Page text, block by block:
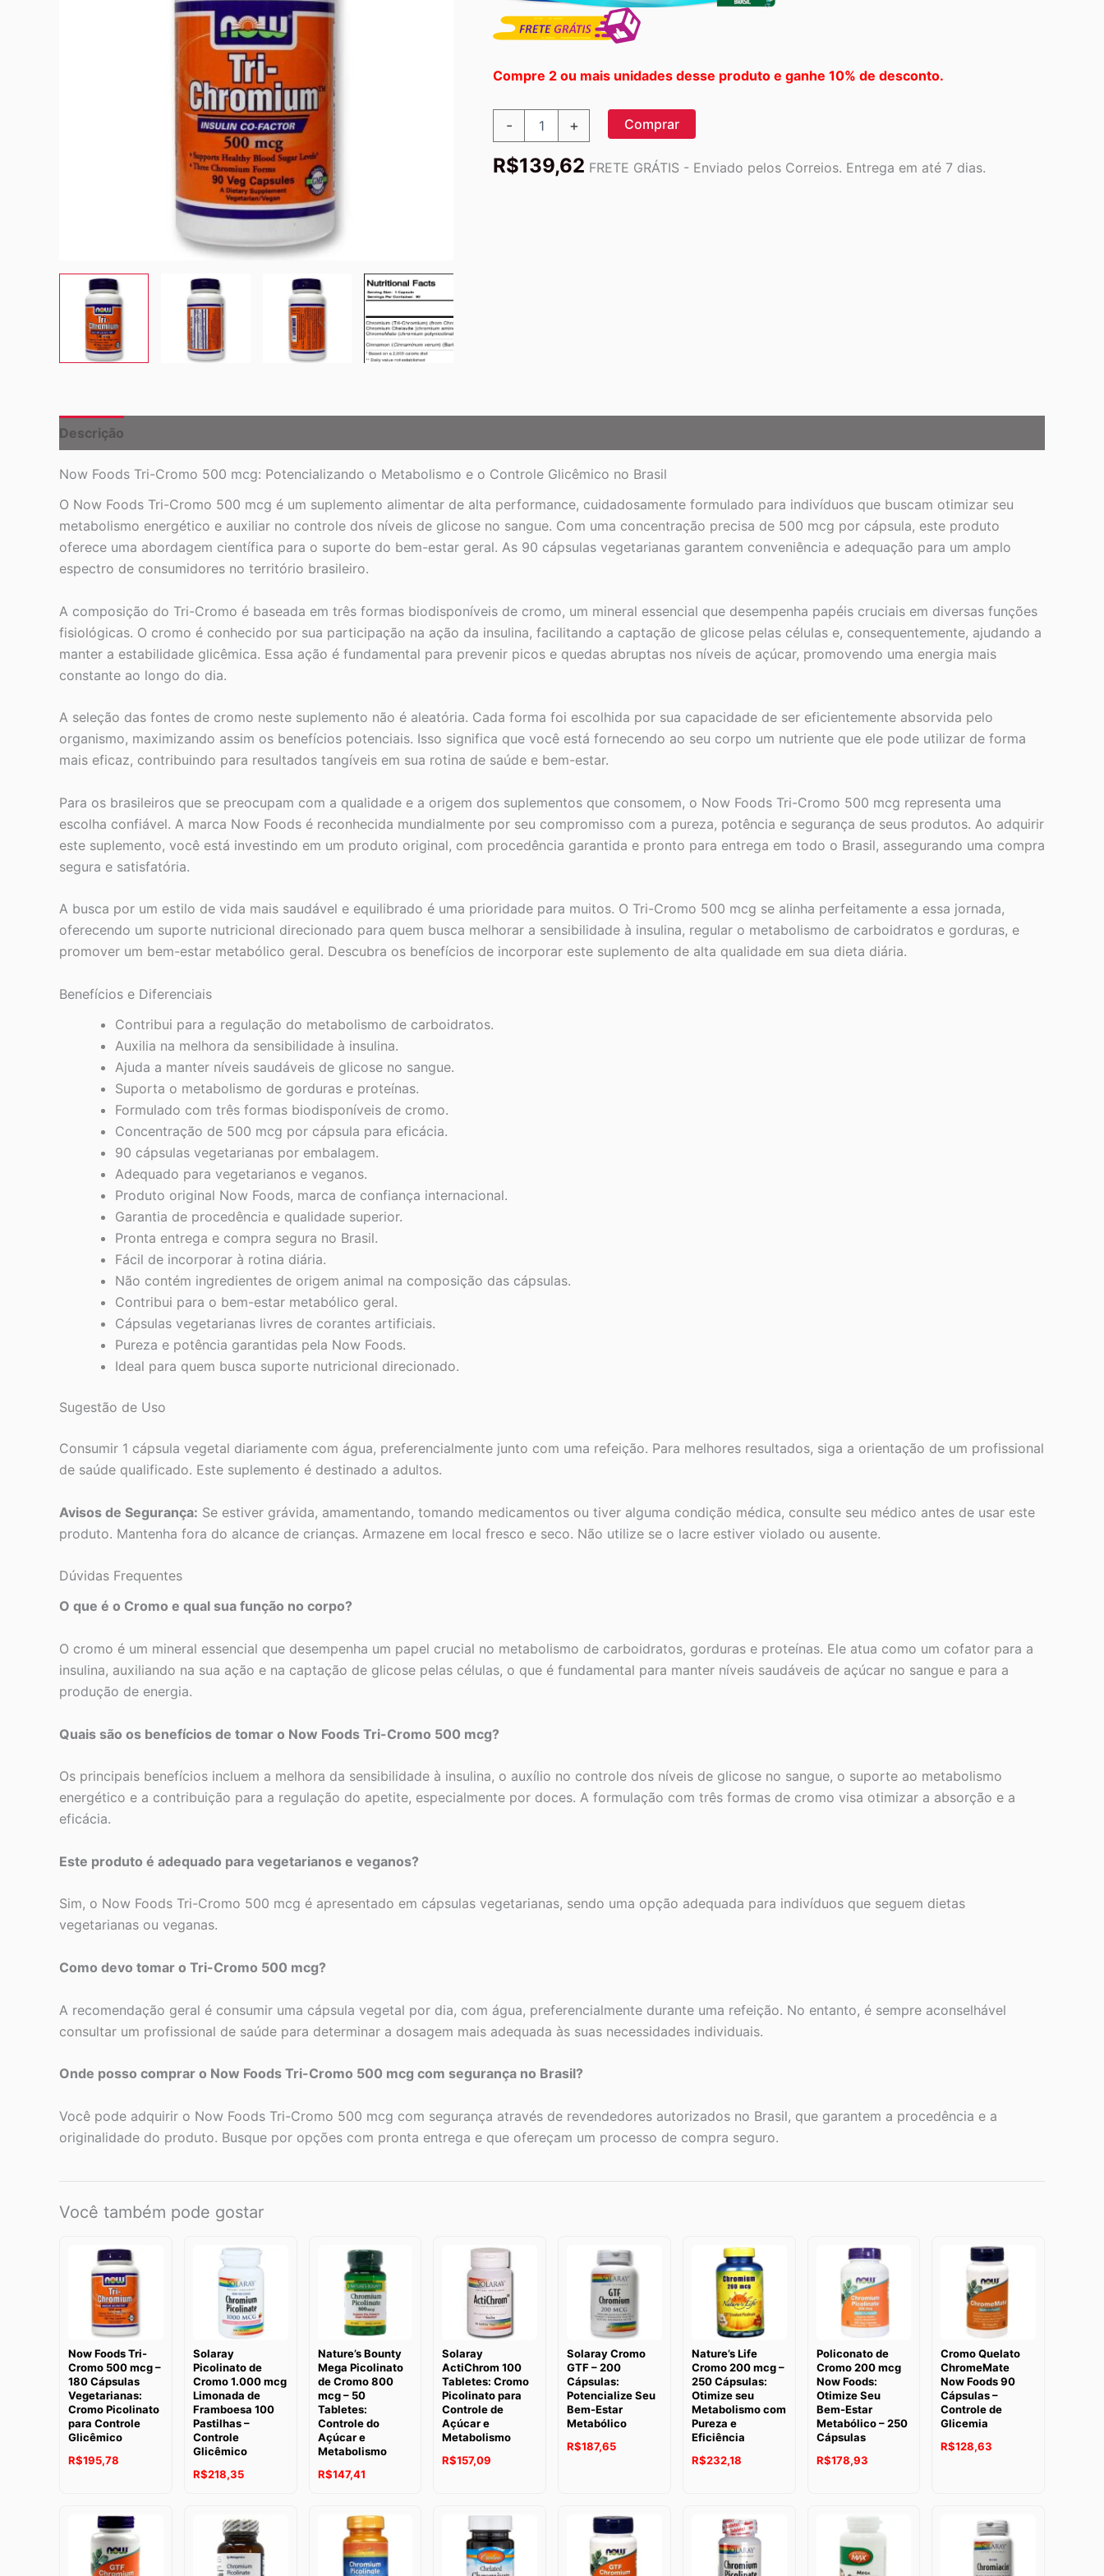
Compre 2 ou mais unidades desse produto e ganhe 10% de desconto.
-
Cromo
+ Comprar
R$139,62 FRETE GRÁTIS - Enviado pelos Correios. Entrega em até 7 dias.
Descrição
Now Foods Tri-Cromo 500 mcg: Potencializando o Metabolismo e o Controle Glicêmico no Brasil
O Now Foods Tri-Cromo 500 mcg é um suplemento alimentar de alta performance, cuidadosamente formulado para indivíduos que buscam otimizar seu
metabolismo energético e auxiliar no controle dos níveis de glicose no sangue. Com uma concentração precisa de 500 mcg por cápsula, este produto
oferece uma abordagem científica para o suporte do bem-estar geral. As 90 cápsulas vegetarianas garantem conveniência e adequação para um amplo
espectro de consumidores no território brasileiro.
A composição do Tri-Cromo é baseada em três formas biodisponíveis de cromo, um mineral essencial que desempenha papéis cruciais em diversas funções
fisiológicas. O cromo é conhecido por sua participação na ação da insulina, facilitando a captação de glicose pelas células e, consequentemente, ajudando a
manter a estabilidade glicêmica. Essa ação é fundamental para prevenir picos e quedas abruptas nos níveis de açúcar, promovendo uma energia mais
constante ao longo do dia.
A seleção das fontes de cromo neste suplemento não é aleatória. Cada forma foi escolhida por sua capacidade de ser eficientemente absorvida pelo
organismo, maximizando assim os benefícios potenciais. Isso significa que você está fornecendo ao seu corpo um nutriente que ele pode utilizar de forma
mais eficaz, contribuindo para resultados tangíveis em sua rotina de saúde e bem-estar.
Para os brasileiros que se preocupam com a qualidade e a origem dos suplementos que consomem, o Now Foods Tri-Cromo 500 mcg representa uma
escolha confiável. A marca Now Foods é reconhecida mundialmente por seu compromisso com a pureza, potência e segurança de seus produtos. Ao adquirir
este suplemento, você está investindo em um produto original, com procedência garantida e pronto para entrega em todo o Brasil, assegurando uma compra
segura e satisfatória.
A busca por um estilo de vida mais saudável e equilibrado é uma prioridade para muitos. O Tri-Cromo 500 mcg se alinha perfeitamente a essa jornada,
oferecendo um suporte nutricional direcionado para quem busca melhorar a sensibilidade à insulina, regular o metabolismo de carboidratos e gorduras, e
promover um bem-estar metabólico geral. Descubra os benefícios de incorporar este suplemento de alta qualidade em sua dieta diária.
Benefícios e Diferenciais
Contribui para a regulação do metabolismo de carboidratos.
Auxilia na melhora da sensibilidade à insulina.
Ajuda a manter níveis saudáveis de glicose no sangue.
Suporta o metabolismo de gorduras e proteínas.
Formulado com três formas biodisponíveis de cromo.
Concentração de 500 mcg por cápsula para eficácia.
90 cápsulas vegetarianas por embalagem.
Adequado para vegetarianos e veganos.
Produto original Now Foods, marca de confiança internacional.
Garantia de procedência e qualidade superior.
Pronta entrega e compra segura no Brasil.
Fácil de incorporar à rotina diária.
Não contém ingredientes de origem animal na composição das cápsulas.
Contribui para o bem-estar metabólico geral.
Cápsulas vegetarianas livres de corantes artificiais.
Pureza e potência garantidas pela Now Foods.
Ideal para quem busca suporte nutricional direcionado.
Sugestão de Uso
Consumir 1 cápsula vegetal diariamente com água, preferencialmente junto com uma refeição. Para melhores resultados, siga a orientação de um profissional
de saúde qualificado. Este suplemento é destinado a adultos.
Avisos de Segurança: Se estiver grávida, amamentando, tomando medicamentos ou tiver alguma condição médica, consulte seu médico antes de usar este
produto. Mantenha fora do alcance de crianças. Armazene em local fresco e seco. Não utilize se o lacre estiver violado ou ausente.
Dúvidas Frequentes
O que é o Cromo e qual sua função no corpo?
O cromo é um mineral essencial que desempenha um papel crucial no metabolismo de carboidratos, gorduras e proteínas. Ele atua como um cofator para a
insulina, auxiliando na sua ação e na captação de glicose pelas células, o que é fundamental para manter níveis saudáveis de açúcar no sangue e para a
produção de energia.
Quais são os benefícios de tomar o Now Foods Tri-Cromo 500 mcg?
Os principais benefícios incluem a melhora da sensibilidade à insulina, o auxílio no controle dos níveis de glicose no sangue, o suporte ao metabolismo
energético e a contribuição para a regulação do apetite, especialmente por doces. A formulação com três formas de cromo visa otimizar a absorção e a
eficácia.
Este produto é adequado para vegetarianos e veganos?
Sim, o Now Foods Tri-Cromo 500 mcg é apresentado em cápsulas vegetarianas, sendo uma opção adequada para indivíduos que seguem dietas
vegetarianas ou veganas.
Como devo tomar o Tri-Cromo 500 mcg?
A recomendação geral é consumir uma cápsula vegetal por dia, com água, preferencialmente durante uma refeição. No entanto, é sempre aconselhável
consultar um profissional de saúde para determinar a dosagem mais adequada às suas necessidades individuais.
Onde posso comprar o Now Foods Tri-Cromo 500 mcg com segurança no Brasil?
Você pode adquirir o Now Foods Tri-Cromo 500 mcg com segurança através de revendedores autorizados no Brasil, que garantem a procedência e a
originalidade do produto. Busque por opções com pronta entrega e que ofereçam um processo de compra seguro.
Você também pode gostar
Now Foods Tri-
Cromo 500 mcg –
180 Cápsulas
Vegetarianas:
Cromo Picolinato
para Controle
Glicêmico
R$195,78
Solaray
Picolinato de
Cromo 1.000 mcg
Limonada de
Framboesa 100
Pastilhas –
Controle
Glicêmico
R$218,35
Nature’s Bounty
Mega Picolinato
de Cromo 800
mcg – 50
Tabletes:
Controle do
Açúcar e
Metabolismo
R$147,41
Solaray
ActiChrom 100
Tabletes: Cromo
Picolinato para
Controle de
Açúcar e
Metabolismo
R$157,09
Solaray Cromo
GTF – 200
Cápsulas:
Potencialize Seu
Bem-Estar
Metabólico
R$187,65
Nature’s Life
Cromo 200 mcg –
250 Cápsulas:
Otimize seu
Metabolismo com
Pureza e
Eficiência
R$232,18
Policonato de
Cromo 200 mcg
Now Foods:
Otimize Seu
Bem-Estar
Metabólico – 250
Cápsulas
R$178,93
Cromo Quelato
ChromeMate
Now Foods 90
Cápsulas –
Controle de
Glicemia
R$128,63